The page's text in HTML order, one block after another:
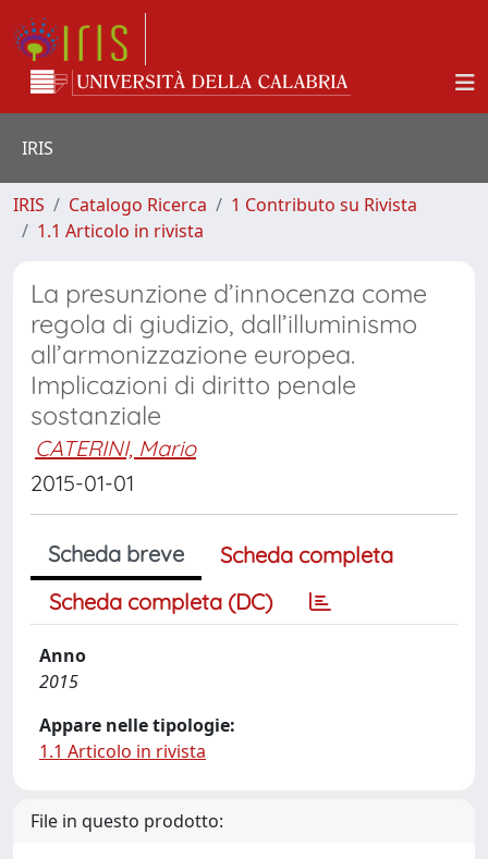
IRIS
IRIS Catalogo Ricerca
1 Contributo su Rivista
1.1 Articolo in rivista
La presunzione d’innocenza come
regola di giudizio, dall’illuminismo
all’armonizzazione europea.
Implicazioni di diritto penale
sostanziale
CATERINI, Mario
2015-01-01
Scheda breve
Scheda completa
Scheda completa (DC)
Anno
2015
Appare nelle tipologie:
1.1 Articolo in rivista
File in questo prodotto: